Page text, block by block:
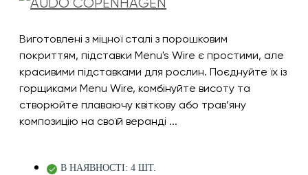
Виготовлені з міцної сталі з порошковим
покриттям, підставки Menu's Wire є простими, але
красивими підставками для рослин. Поєднуйте їх із
горщиками Menu Wire, комбінуйте висоту та
створюйте плаваючу квіткову або трав’яну
композицію на своїй веранді ...
В НАЯВНОСТІ: 4 ШТ.